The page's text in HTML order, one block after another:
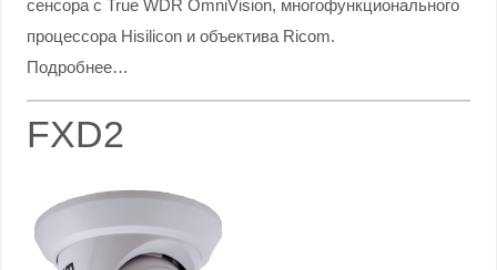
сенсора с True WDR OmniVision, многофункционального
процессора Hisilicon и объектива Ricom.
Подробнее…
FXD2